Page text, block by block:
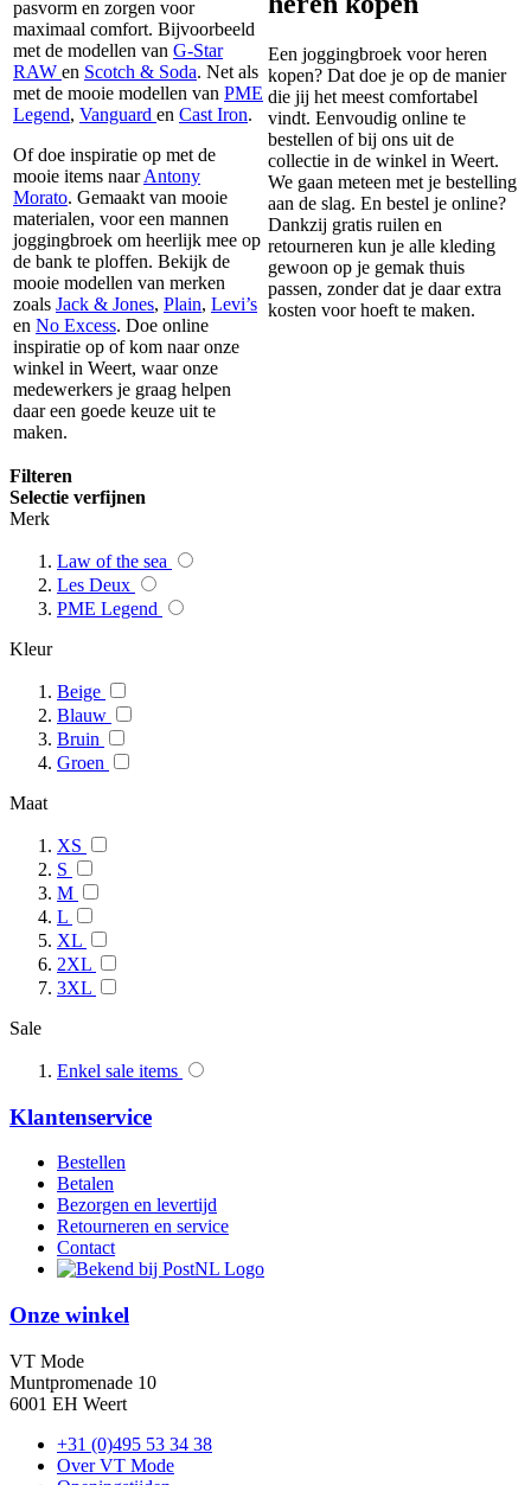
pasvorm en zorgen voor
maximaal comfort. Bijvoorbeeld
met de modellen van G-Star
RAW en Scotch & Soda. Net als
met de mooie modellen van PME
Legend, Vanguard en Cast Iron.
Of doe inspiratie op met de
mooie items naarAntony
Morato. Gemaakt van mooie
materialen, voor een mannen
joggingbroek om heerlijk mee op
de bank te ploffen. Bekijk de
mooie modellen van merken
zoals Jack & Jones, Plain, Levi’s
en No Excess. Doe online
inspiratie op of kom naar onze
winkel in Weert, waar onze
medewerkers je graag helpen
daar een goede keuze uit te
maken.
Een joggingbroek voor heren
kopen? Dat doe je op de manier
die jij het meest comfortabel
vindt. Eenvoudig online te
bestellen of bij ons uit de
collectie in de winkel in Weert.
We gaan meteen met je bestelling
aan de slag. En bestel je online?
Dankzij gratis ruilen en
retourneren kun je alle kleding
gewoon op je gemak thuis
passen, zonder dat je daar extra
kosten voor hoeft te maken.
Filteren
Selectie verfijnen
Merk
Law of the sea
Les Deux
PME Legend
Kleur
Beige
Blauw
Bruin
Groen
Maat
XS
S
M
L
XL
2XL
3XL
Sale
Enkel sale items
Klantenservice
Bestellen
Betalen
Bezorgen en levertijd
Retourneren en service
Contact
Onze winkel
VT Mode
Muntpromenade 10
6001 EH Weert
+31 (0)495 53 34 38
Over VT Mode